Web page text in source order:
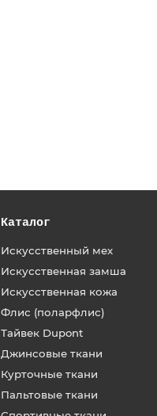
Каталог
Искусственный мех
Искусственная замша
Искусственная кожа
Флис (поларфлис)
Тайвек Dupont
Джинсовые ткани
Курточные ткани
Пальтовые ткани